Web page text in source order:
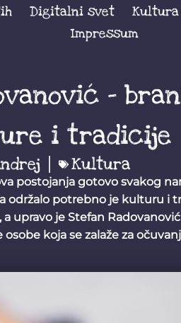
Digitalni svet Kultura
Impressum
–
i tradicije
Kultura
postojanja gotovo svakog
održalo potrebno je kulturu i
upravo je Stefan
koja se zalaže za